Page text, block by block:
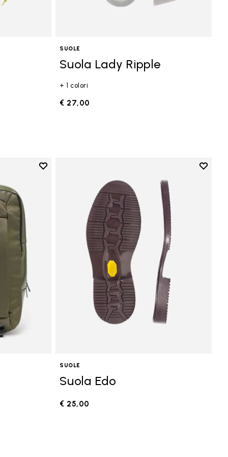
SUOLE
Suola Lady Ripple
+ 1 colori
€ 27,00
Add to wishlist
Add to
SUOLE
Suola Edo
€ 25,00